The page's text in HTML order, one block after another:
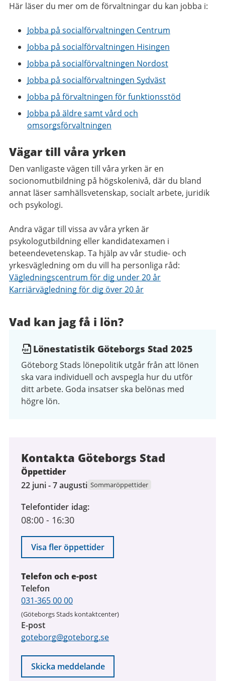
Här läser du mer om de förvaltningar du kan jobba i:
Jobba på socialförvaltningen Centrum
Jobba på socialförvaltningen Hisingen
Jobba på socialförvaltningen Nordost
Jobba på socialförvaltningen Sydväst
Jobba på förvaltningen för funktionsstöd
Jobba på äldre samt vård och
omsorgsförvaltningen
Vägar till våra yrken
Den vanligaste vägen till våra yrken är en
socionomutbildning på högskolenivå, där du bland
annat läser samhällsvetenskap, socialt arbete, juridik
och psykologi.
Andra vägar till vissa av våra yrken är
psykologutbildning eller kandidatexamen i
beteendevetenskap. Ta hjälp av vår studie- och
yrkesvägledning om du vill ha personliga råd:
Vägledningscentrum för dig under 20 år
Karriärvägledning för dig över 20 år
Vad kan jag få i lön?
Lönestatistik Göteborgs Stad 2025
Göteborg Stads lönepolitik utgår från att lönen
ska vara individuell och avspegla hur du utför
ditt arbete. Goda insatser ska belönas med
högre lön.
Kontakta Göteborgs Stad
Öppettider
22
2026
till
augusti
2026
22 juni - 7 augusti Sommaröppettider
Telefontider idag
08:00 - 16:30
Visa fler öppettider
Telefon och e-post
Telefon
031-365 00 00
(Göteborgs Stads kontaktcenter)
E-post
goteborg@goteborg.se
Skicka meddelande